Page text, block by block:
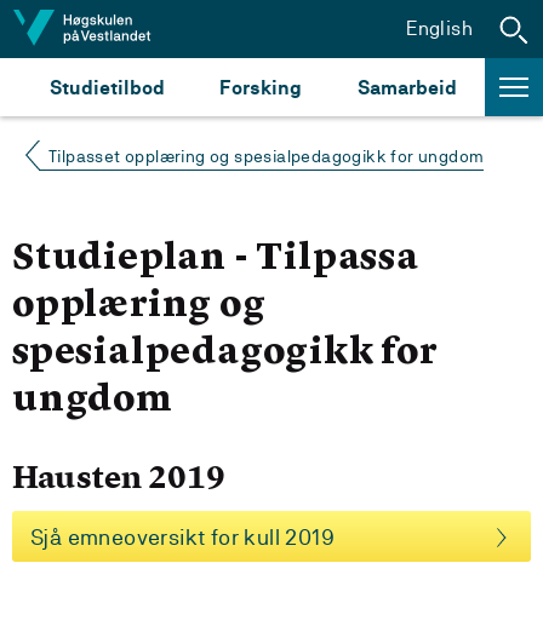
Hopp til innhald
Studietilbod Forsking Samarbeid
English
Tilpasset opplæring og spesialpedagogikk for ungdom
Studieplan - Tilpassa
opplæring og
spesialpedagogikk for
ungdom
Hausten 2019
Sjå emneoversikt for kull 2019